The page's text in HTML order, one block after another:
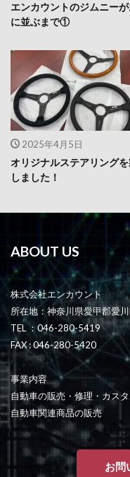
エンカウントのジムニー
に並ぶまで①
2025年4月5日
オリジナルステアリング
しました！
ABOUT US
株式会社エンカウント
所在地：神奈川県愛甲郡愛
TEL ：046-280-5419
FAX : 046-280-5420
事業内容
自動車の販売・修理・カス
自動車関連商品の販売
お問